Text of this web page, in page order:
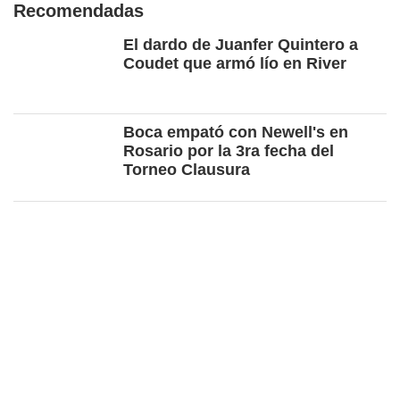
Recomendadas
El dardo de Juanfer Quintero a
Coudet que armó lío en River
Boca empató con Newell's en
Rosario por la 3ra fecha del
Torneo Clausura